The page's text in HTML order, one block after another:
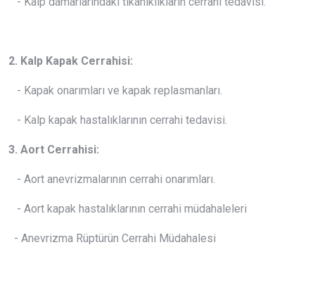
2. Kalp Kapak Cerrahisi:
- Kapak onarımları ve kapak replasmanları.
- Kalp kapak hastalıklarının cerrahi tedavisi.
3. Aort Cerrahisi:
- Aort anevrizmalarının cerrahi onarımları.
- Aort kapak hastalıklarının cerrahi müdahaleleri
- Anevrizma Rüptürün Cerrahi Müdahalesi